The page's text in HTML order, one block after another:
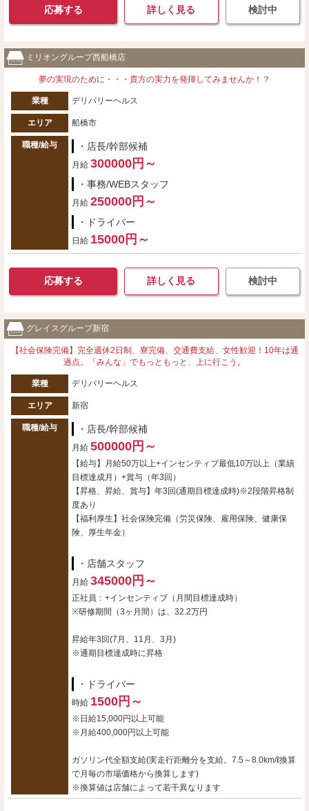
応募する 詳しく見る 検討中
ミリオングループ西船橋店
夢の実現のために・・・貴方の実力を発揮してみませんか！？
業種 デリバリーヘルス
エリア 船橋市
職種/給与 ・店長/幹部候補
月給 300000円～
・事務/WEBスタッフ
月給 250000円～
・ドライバー
日給 15000円～
応募する 詳しく見る 検討中
グレイスグループ新宿
【社会保険完備】完全週休2日制、寮完備、交通費支給、女性歓迎！10年は通
過点。「みんな」でもっともっと、上に行こう。
業種 デリバリーヘルス
エリア 新宿
職種/給与 ・店長/幹部候補
月給 500000円～
【給与】月給50万以上+インセンティブ最低10万以上（業績
目標達成月）+賞与（年3回）
【昇格、昇給、賞与】年3回(通期目標達成時)※2段階昇格制
度あり
【福利厚生】社会保険完備（労災保険、雇用保険、健康保
険、厚生年金）
・店舗スタッフ
月給 345000円～
正社員：+インセンティブ（月間目標達成時）
※研修期間（3ヶ月間）は、32.2万円
昇給年3回(7月、11月、3月)
※通期目標達成時に昇格
・ドライバー
時給 1500円～
※日給15,000円以上可能
※月給400,000円以上可能
ガソリン代全額支給(実走行距離分を支給。7.5～8.0km/ℓ換算
で月毎の市場価格から換算します)
※換算値は店舗によって若干異なります